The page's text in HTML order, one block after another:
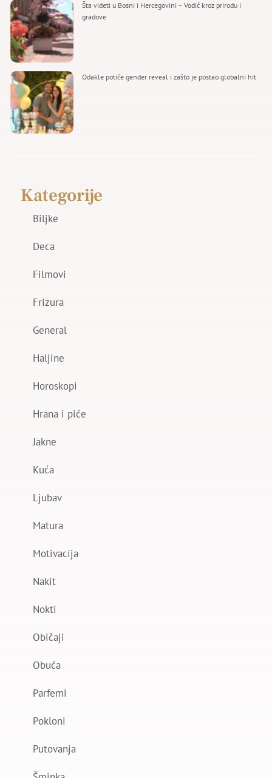
Šta videti u Bosni i Hercegovini – Vodič kroz prirodu i
gradove
Odakle potiče gender reveal i zašto je postao globalni hit
Kategorije
Biljke
Deca
Filmovi
Frizura
General
Haljine
Horoskopi
Hrana i piće
Jakne
Kuća
Ljubav
Matura
Motivacija
Nakit
Nokti
Običaji
Obuća
Parfemi
Pokloni
Putovanja